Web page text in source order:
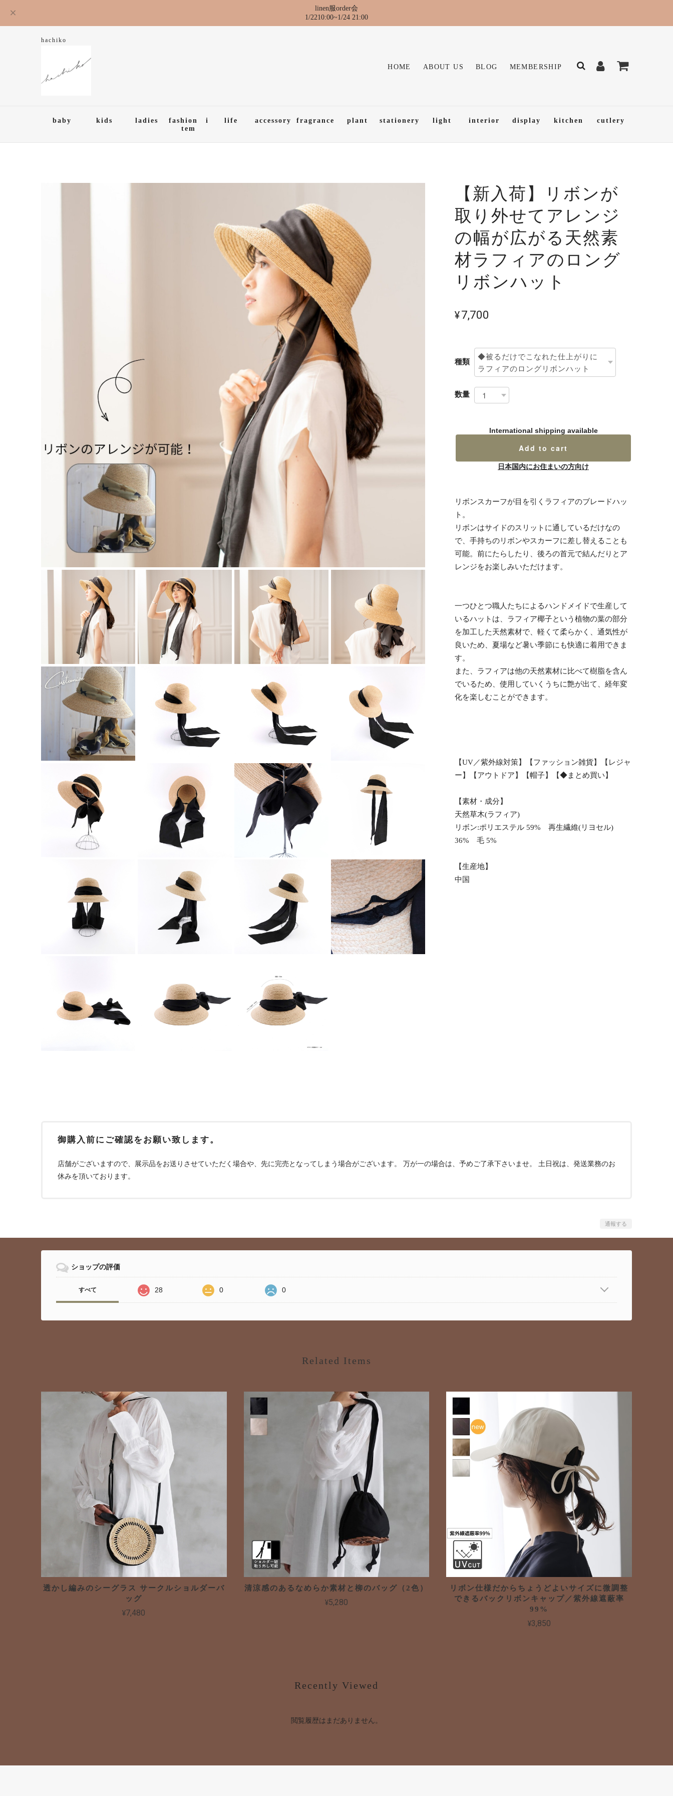
linen服order会
1/2210:00~1/24 21:00
hachiko
HOME ABOUT US BLOG MEMBERSHIP
baby kids ladies
fashion i
tem
life accessory fragrance plant stationery light interior display kitchen cutlery
【新入荷】リボンが
取り外せてアレンジ
の幅が広がる天然素
材ラフィアのロング
リボンハット
¥7,700
種類
数量
International shipping available
Add to cart
日本国内にお住まいの方向け
リボンスカーフが目を引くラフィアのブレードハッ
ト。
リボンはサイドのスリットに通しているだけなの
で、手持ちのリボンやスカーフに差し替えることも
可能。前にたらしたり、後ろの首元で結んだりとア
レンジをお楽しみいただけます。
一つひとつ職人たちによるハンドメイドで生産して
いるハットは、ラフィア椰子という植物の葉の部分
を加工した天然素材で、軽くて柔らかく、通気性が
良いため、夏場など暑い季節にも快適に着用できま
す。
また、ラフィアは他の天然素材に比べて樹脂を含ん
でいるため、使用していくうちに艶が出て、経年変
化を楽しむことができます。
【UV／紫外線対策】【ファッション雑貨】【レジャ
ー】【アウトドア】【帽子】【◆まとめ買い】
【素材・成分】
天然草木(ラフィア)
リボン:ポリエステル 59% 再生繊維(リヨセル)
36% 毛 5%
【生産地】
中国
御購入前にご確認をお願い致します。
店舗がございますので、展示品をお送りさせていただく場合や、先に完売となってしまう場合がございます。 万が一の場合は、予めご了承下さいませ。 土日祝は、発送業務のお
休みを頂いております。
通報する
ショップの評価
すべて 28 0 0
Related Items
透かし編みのシーグラス サークルショルダーバ
ッグ
¥7,480
清涼感のあるなめらか素材と柳のバッグ（2色）
¥5,280
リボン仕様だからちょうどよいサイズに微調整
できるバックリボンキャップ／紫外線遮蔽率
99%
¥3,850
Recently Viewed
閲覧履歴はまだありません。